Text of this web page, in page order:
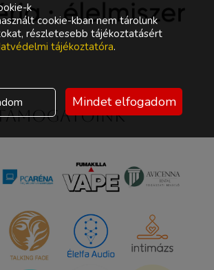
k
cookie-kban nem tárolunk
részletesebb tájékoztatásért
tájékoztatóra.
Mindet elfogadom